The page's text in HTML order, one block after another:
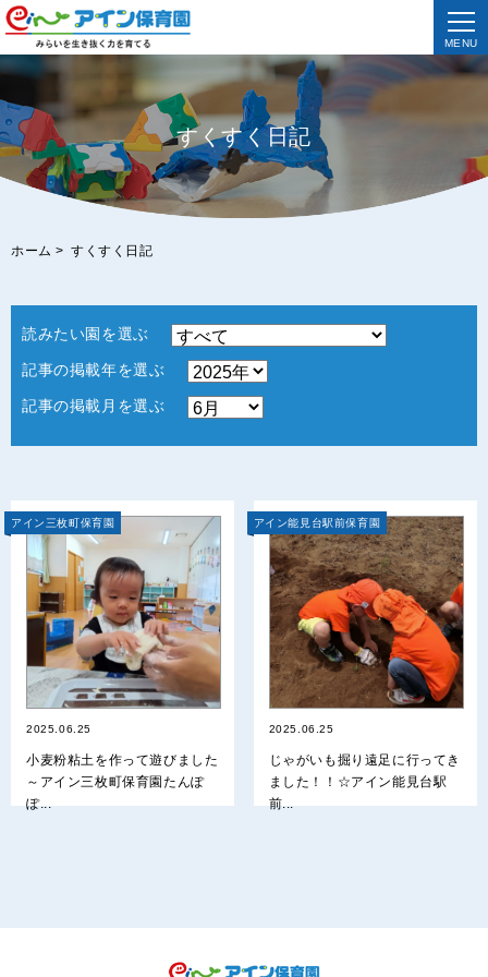
MENU
すくすく日記
ホーム > すくすく日記
読みたい園を選ぶ
記事の掲載年を選ぶ
記事の掲載月を選ぶ
アイン三枚町保育園
2025.06.25
小麦粉粘土を作って遊びました
～アイン三枚町保育園たんぽ
ぽ...
アイン能見台駅前保育園
2025.06.25
じゃがいも掘り遠足に行ってき
ました！！☆アイン能見台駅
前...